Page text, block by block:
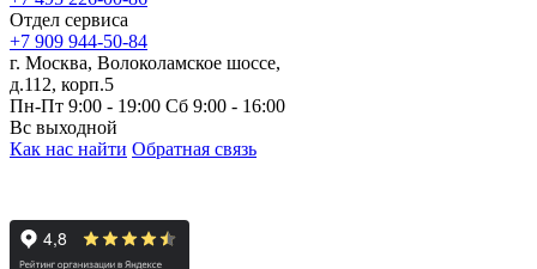
Отдел сервиса
+7 909 944-50-84
г. Москва, Волоколамское шоссе,
д.112, корп.5
Пн-Пт 9:00 - 19:00 Сб 9:00 - 16:00
Вс выходной
Как нас найти Обратная связь